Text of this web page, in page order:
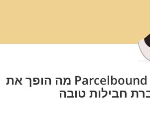
מה הופך את Parcelbound לחברת שירותי